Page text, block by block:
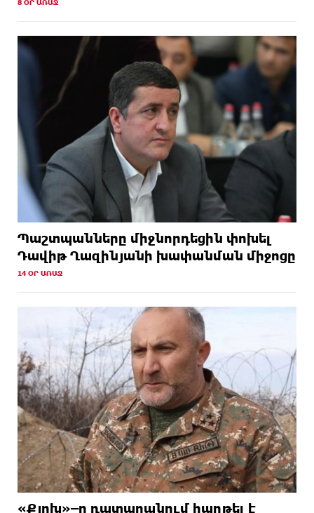
8 ՕՐ ԱՌԱՋ
Պաշտպանները միջնորդեցին փոխել
Դավիթ Ղազինյանի խափանման միջոցը
14 ՕՐ ԱՌԱՋ
«Քյոխ»–ը դատարանում հաղթել է